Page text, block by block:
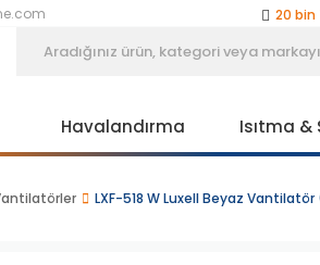
20 bin
Peşin
20 bin
40 bin
Havalandırma Isıtma
LXF-518 W Luxell Beyaz Vantilatör